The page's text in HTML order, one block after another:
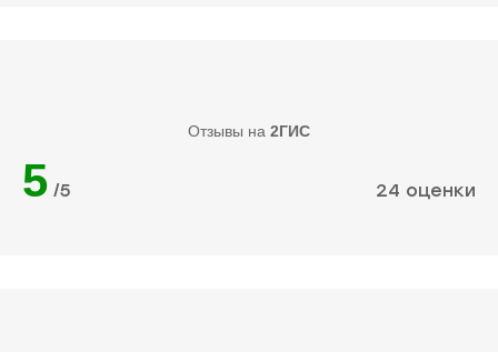
Отзывы на 2ГИС
5 /5 24 оценки